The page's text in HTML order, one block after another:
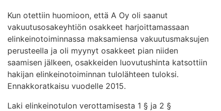
Kun otettiin huomioon, että A Oy oli saanut
vakuutusosakeyhtiön osakkeet harjoittamassaan
elinkeinotoiminnassa maksamiensa vakuutusmaksujen
perusteella ja oli myynyt osakkeet pian niiden
saamisen jälkeen, osakkeiden luovutushinta katsottiin
hakijan elinkeinotoiminnan tulolähteen tuloksi.
Ennakkoratkaisu vuodelle 2015.
Laki elinkeinotulon verottamisesta 1 § ja 2 §